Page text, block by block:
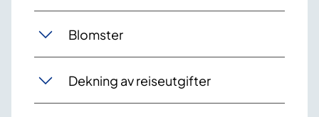
Blomster
Dekning av reiseutgifter